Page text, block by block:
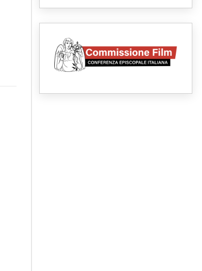
07.08.2026
SIGNIS 2026, dare voce alle
religiose cattoliche nello
spazio pubblico